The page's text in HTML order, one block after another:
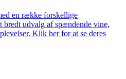
en række forskellige
bredt udvalg af spændende vine,
Klik her for at se deres